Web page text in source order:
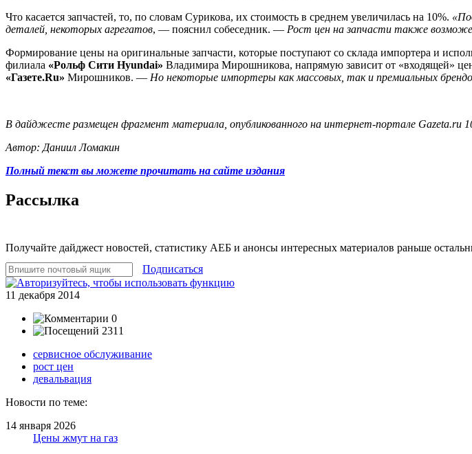
Что касается запчастей, то, по словам Сурикова, их стоимость в среднем увеличилась на 10%.
деталей, некоторых агрегатов, — пояснил собеседник. — Рост цен на запчасти также
Формирование цены на оригинальные запчасти, которые поступают со склада импортера и
филиала «Рольф Сити Hyundai» Владимира Мирошникова, напрямую зависит от «входящей»
«Газете.Ru» Мирошников. — Но некоторые импортеры как массовых, так и премиальных
В дайджесте размещен фрагмент материала, опубликованного на интернет-портале Gazeta.ru
Автор: Даниил Ломакин
Полный текст вы можете прочитать на сайте издания
Рассылка
Получайте дайджест новостей, статистику АЕБ и анонсы интересных материалов раньше
Подписаться
11 декабря 2014
0
2311
сервисное обслуживание
рост цен
девальвация
Новости по теме:
14 января 2026
Цены жмут на газ